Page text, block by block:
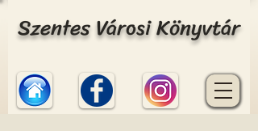
Szentes Városi Könyvtár